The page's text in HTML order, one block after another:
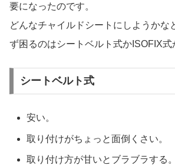
要になったのです。
どんなチャイルドシートにしようかな
ず困るのはシートベルト式かISOFIX式
シートベルト式
安い。
取り付けがちょっと面倒くさい。
取り付け方が甘いとブラブラする。